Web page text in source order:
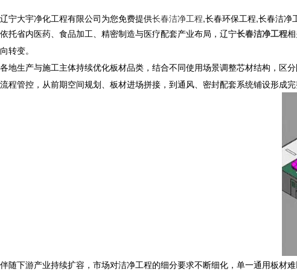
辽宁大宇净化工程有限公司为您免费提供长春洁净工程,长春环保工程,长春洁净
依托省内医药、食品加工、精密制造与医疗配套产业布局， 辽宁长春洁净工程
向转变。
各地生产与施工主体持续优化板材品类，结合不同使用场景调整芯材结构，区
流程管控，从前期空间规划、板材进场拼接，到通风、密封配套系统铺设形成
伴随下游产业持续扩容，市场对洁净工程的细分要求不断细化，单一通用板材